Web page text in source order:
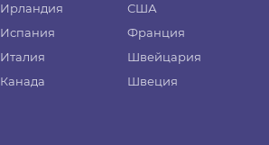
Ирландия
Испания
Италия
Канада
США
Франция
Швейцария
Швеция